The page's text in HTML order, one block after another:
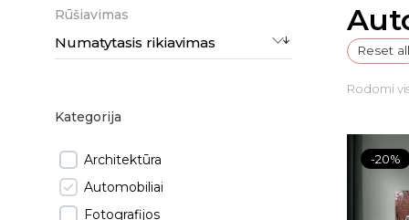
Reset all
Rodomi
-20%
Rūšiavimas
Numatytasis rikiavimas
Kategorija
Architektūra
Automobiliai
Fotografijos